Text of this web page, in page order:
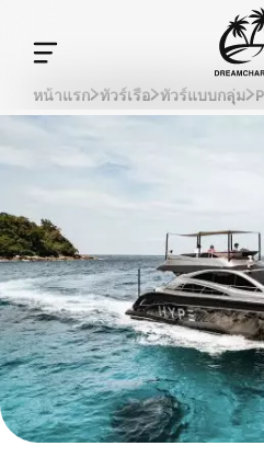
หน้าแรก ทัวร์เรือ ทัวร์แบบกลุ่ม